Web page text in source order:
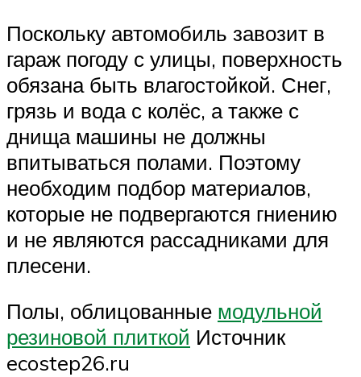
Поскольку автомобиль завозит в
гараж погоду с улицы, поверхность
обязана быть влагостойкой. Снег,
грязь и вода с колёс, а также с
днища машины не должны
впитываться полами. Поэтому
необходим подбор материалов,
которые не подвергаются гниению
и не являются рассадниками для
плесени.
Полы, облицованные модульной
резиновой плиткой Источник
ecostep26.ru